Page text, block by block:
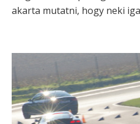
akarta mutatni, hogy neki